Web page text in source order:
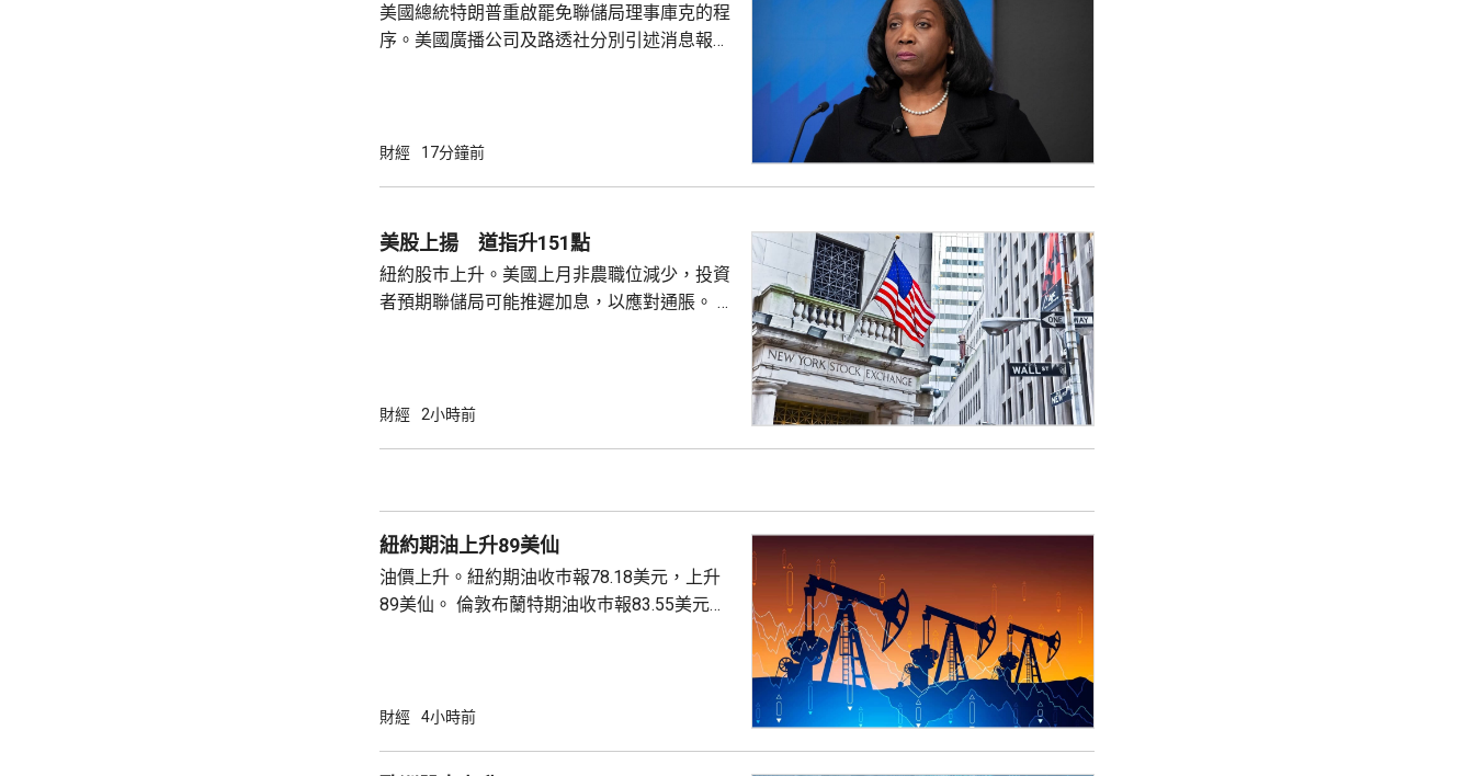
美國總統特朗普重啟罷免聯儲局理事庫克的程
序。美國廣播公司及路透社分別引述消息報
事的誠信產生質疑，因此特朗普正考慮撒銷她
何正當理由可以解除庫克的職務。 特朗普去年
8月底亦曾以欺詐抵押貸款為由，解除庫...
財經 17分鐘前
美股上揚 道指升151點
紐約股巿上升。美國上月非農職位減少，投資
者預期聯儲局可能推遲加息，以應對通脹。 道
上升47點。 總計整個星期，納指上升5.2%。
財經 2小時前
紐約期油上升89美仙
油價上升。紐約期油收巿報78.18美元，上升
89美仙。 倫敦布蘭特期油收巿報83.55美元，
財經 4小時前